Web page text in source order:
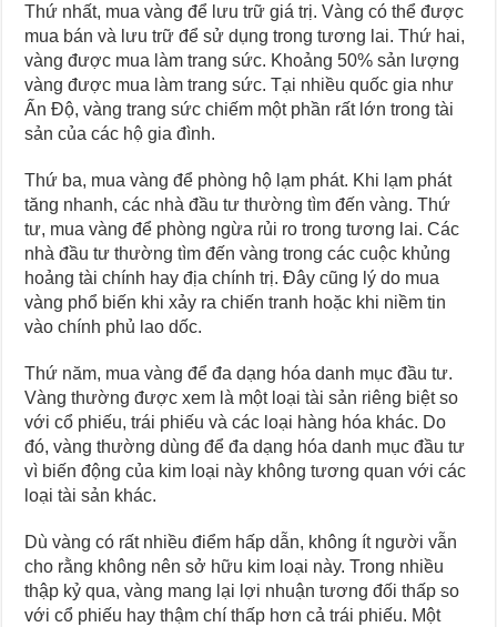
Thứ nhất, mua vàng để lưu trữ giá trị. Vàng có thể được
mua bán và lưu trữ để sử dụng trong tương lai. Thứ hai,
vàng được mua làm trang sức. Khoảng 50% sản lượng
vàng được mua làm trang sức. Tại nhiều quốc gia như
Ấn Độ, vàng trang sức chiếm một phần rất lớn trong tài
sản của các hộ gia đình.
Thứ ba, mua vàng để phòng hộ lạm phát. Khi lạm phát
tăng nhanh, các nhà đầu tư thường tìm đến vàng. Thứ
tư, mua vàng để phòng ngừa rủi ro trong tương lai. Các
nhà đầu tư thường tìm đến vàng trong các cuộc khủng
hoảng tài chính hay địa chính trị. Đây cũng lý do mua
vàng phổ biến khi xảy ra chiến tranh hoặc khi niềm tin
vào chính phủ lao dốc.
Thứ năm, mua vàng để đa dạng hóa danh mục đầu tư.
Vàng thường được xem là một loại tài sản riêng biệt so
với cổ phiếu, trái phiếu và các loại hàng hóa khác. Do
đó, vàng thường dùng để đa dạng hóa danh mục đầu tư
vì biến động của kim loại này không tương quan với các
loại tài sản khác.
Dù vàng có rất nhiều điểm hấp dẫn, không ít người vẫn
cho rằng không nên sở hữu kim loại này. Trong nhiều
thập kỷ qua, vàng mang lại lợi nhuận tương đối thấp so
với cổ phiếu hay thậm chí thấp hơn cả trái phiếu. Một